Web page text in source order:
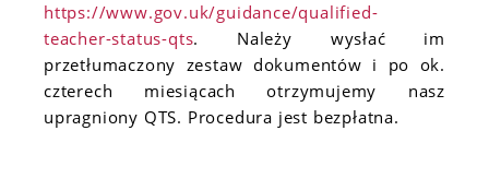
https://www.gov.uk/guidance/qualified-
teacher-status-qts. Należy wysłać im
przetłumaczony zestaw dokumentów i po ok.
czterech miesiącach otrzymujemy nasz
upragniony QTS. Procedura jest bezpłatna.